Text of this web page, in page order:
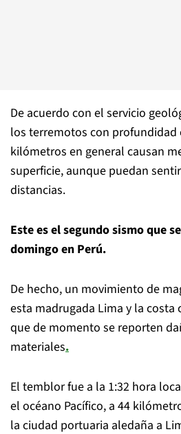
De acuerdo con el servicio
los terremotos con profundidad
kilómetros en general causan
superficie, aunque puedan
distancias.
Este es el segundo sismo que
domingo en Perú.
De hecho, un movimiento de
esta madrugada Lima y la costa
que de momento se reporten
materiales.
El temblor fue a la 1:32 hora
el océano Pacífico, a 44
la ciudad portuaria aledaña a